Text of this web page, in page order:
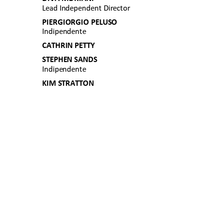
Lead Independent Director
PIERGIORGIO PELUSO
Indipendente
CATHRIN PETTY
STEPHEN SANDS
Indipendente
KIM STRATTON